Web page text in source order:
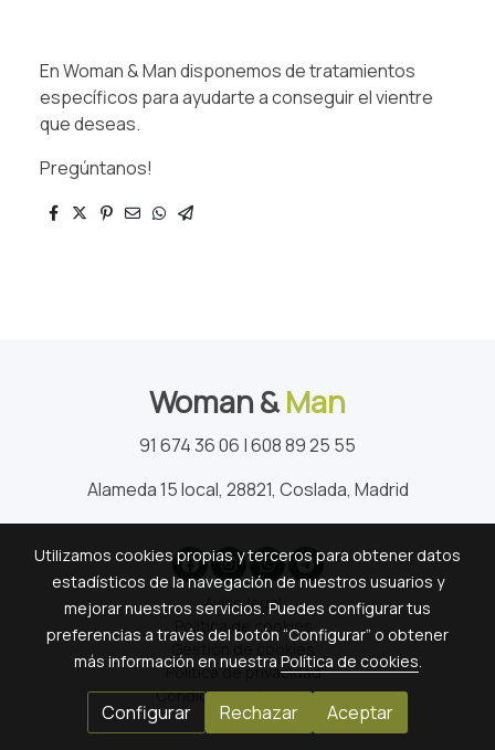
En Woman & Man disponemos de tratamientos
específicos para ayudarte a conseguir el vientre
que deseas.⁠
Pregúntanos!⁠
Woman &Man
91 674 36 06 | 608 89 25 55
Alameda 15 local, 28821, Coslada, Madrid
Aviso legal
Política de cookies
Gestión de cookies
Política de privacidad
Condiciones de compra
Utilizamos cookies propias y terceros para obtener datos
estadísticos de la navegación de nuestros usuarios y
mejorar nuestros servicios. Puedes configurar tus
preferencias a través del botón “Configurar” o obtener
más información en nuestra Política de cookies.
Configurar Rechazar Aceptar